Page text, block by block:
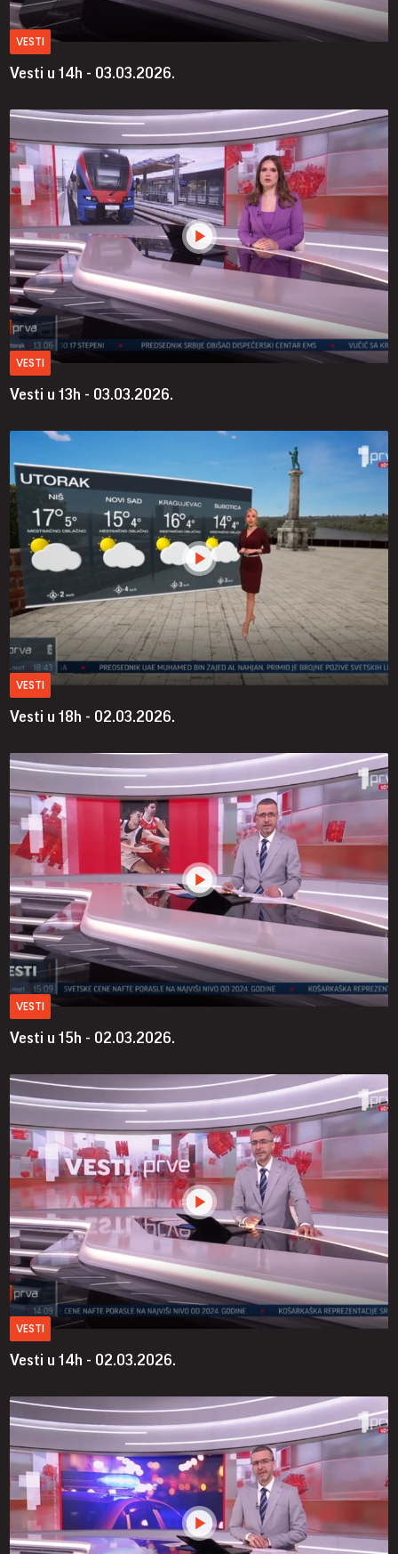
VESTI
Vesti u 14h - 03.03.2026.
VESTI
Vesti u 13h - 03.03.2026.
VESTI
Vesti u 18h - 02.03.2026.
VESTI
Vesti u 15h - 02.03.2026.
VESTI
Vesti u 14h - 02.03.2026.